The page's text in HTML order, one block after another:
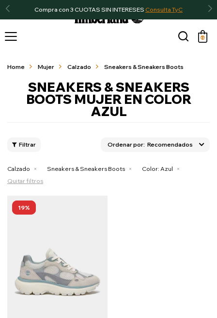
Compra con 3 CUOTAS SIN INTERESES Consulta TyC

Home Mujer Calzado Sneakers & Sneakers Boots
SNEAKERS & SNEAKERS
BOOTS MUJER EN COLOR
AZUL
Recomendados
Calzado Sneakers & Sneakers Boots Color: Azul
Quitar filtros
19